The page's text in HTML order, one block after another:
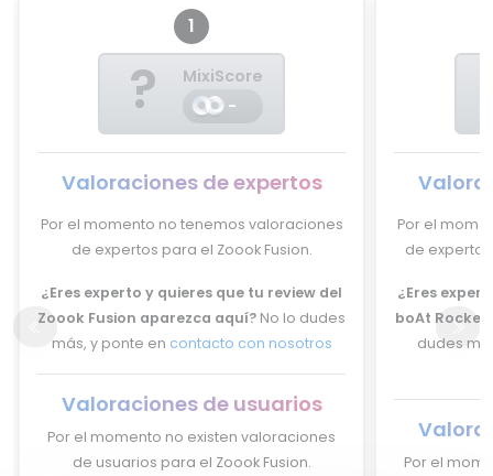
1
?
MixiScore
-
Valoraciones de expertos
Por el momento no tenemos valoraciones
de expertos para el Zoook Fusion.
¿Eres experto y quieres que tu review del
Zoook Fusion aparezca aquí? No lo dudes
más, y ponte en contacto con nosotros
Valoraciones de usuarios
Por el momento no existen valoraciones
de usuarios para el Zoook Fusion.
Por el
de
¿Eres
boAt
dudes
Por el